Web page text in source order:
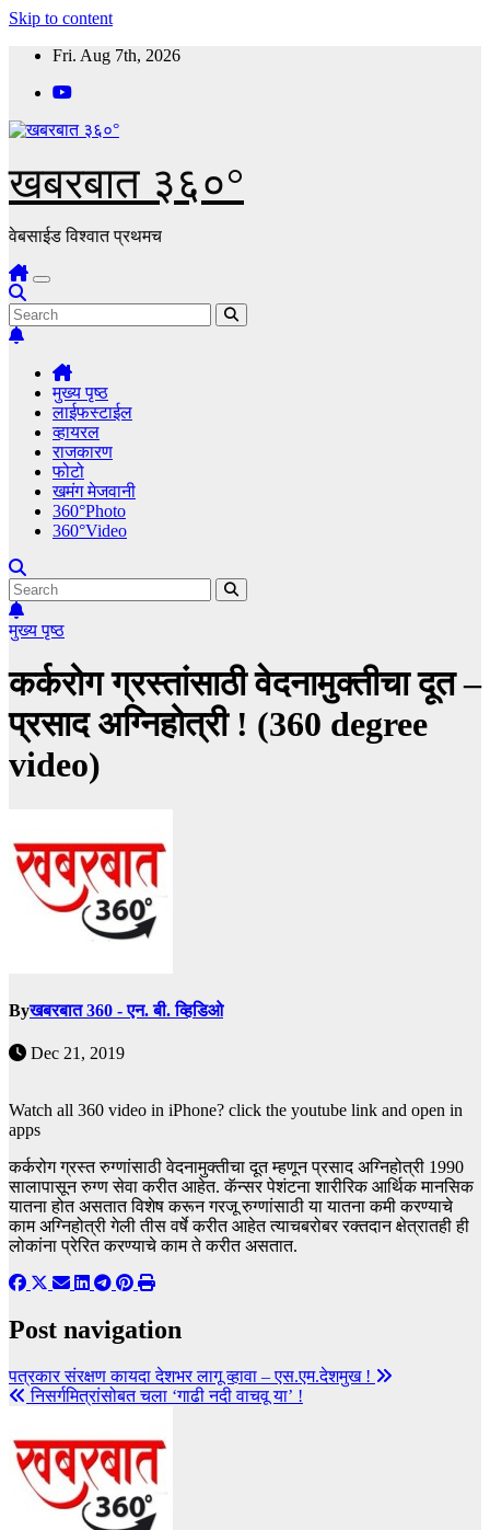
Skip to content
Fri. Aug 7th, 2026
खबरबात ३६०°
वेबसाईड विश्वात प्रथमच
मुख्य पृष्ठ
लाईफस्टाईल
व्हायरल
राजकारण
फोटो
खमंग मेजवानी
360°Photo
360°Video
मुख्य पृष्ठ
कर्करोग ग्रस्तांसाठी वेदनामुक्तीचा दूत –
प्रसाद अग्निहोत्री ! (360 degree
video)
Byखबरबात 360 - एन. बी. व्हिडिओ
Dec 21, 2019
Watch all 360 video in iPhone? click the youtube link and open in
apps
कर्करोग ग्रस्त रुग्णांसाठी वेदनामुक्तीचा दूत म्हणून प्रसाद अग्निहोत्री 1990
सालापासून रुग्ण सेवा करीत आहेत. कॅन्सर पेशंटना शारीरिक आर्थिक मानसिक
यातना होत असतात विशेष करून गरजू रुग्णांसाठी या यातना कमी करण्याचे
काम अग्निहोत्री गेली तीस वर्षे करीत आहेत त्याचबरोबर रक्तदान क्षेत्रातही ही
लोकांना प्रेरित करण्याचे काम ते करीत असतात.
Post navigation
पत्रकार संरक्षण कायदा देशभर लागू व्हावा – एस.एम.देशमुख !
निसर्गमित्रांसोबत चला ‘गाढी नदी वाचवू या’ !